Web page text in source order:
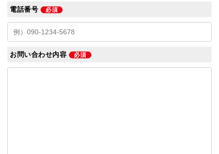
電話番号 必須
お問い合わせ内容 必須